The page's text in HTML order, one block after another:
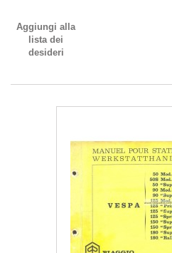
Aggiungi alla
lista dei
desideri